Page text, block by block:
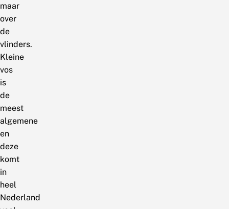
maar
over
de
vlinders.
Kleine
vos
is
de
meest
algemene
en
deze
komt
in
heel
Nederland